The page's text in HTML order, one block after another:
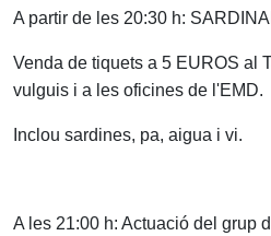
A partir de les 20:30 h:
Venda de tiquets a 5 EUROS al
vulguis i a les oficines de l'EMD.
Inclou sardines, pa, aigua i vi.
A les 21:00 h: Actuació del grup